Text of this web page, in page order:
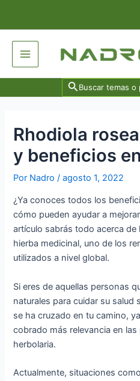
Main
Menu
Search
for:
Rhodiola
y beneficios
Por Nadro/agosto 1, 2022
¿Ya conoces todos los
cómo pueden ayudar a
artículo sabrás todo acerca de
hierba medicinal, uno de los
utilizados a nivel global.
Si eres de aquellas personas
naturales para cuidar su salud
se ha cruzado en tu camino,
cobrado más relevancia en
herbolaria.
Actualmente, situaciones